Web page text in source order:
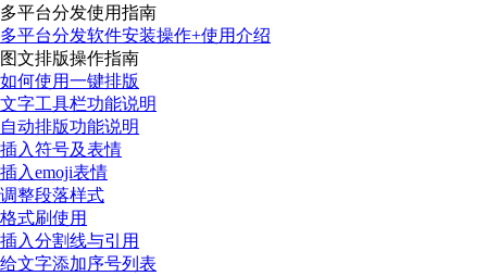
多平台分发使用指南
多平台分发软件安装操作+使用介绍
图文排版操作指南
如何使用一键排版
文字工具栏功能说明
自动排版功能说明
插入符号及表情
插入emoji表情
调整段落样式
格式刷使用
插入分割线与引用
给文字添加序号列表